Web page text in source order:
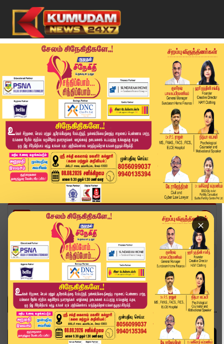
×
Home Topics தேவாரா
தேவாரா
சினிமா